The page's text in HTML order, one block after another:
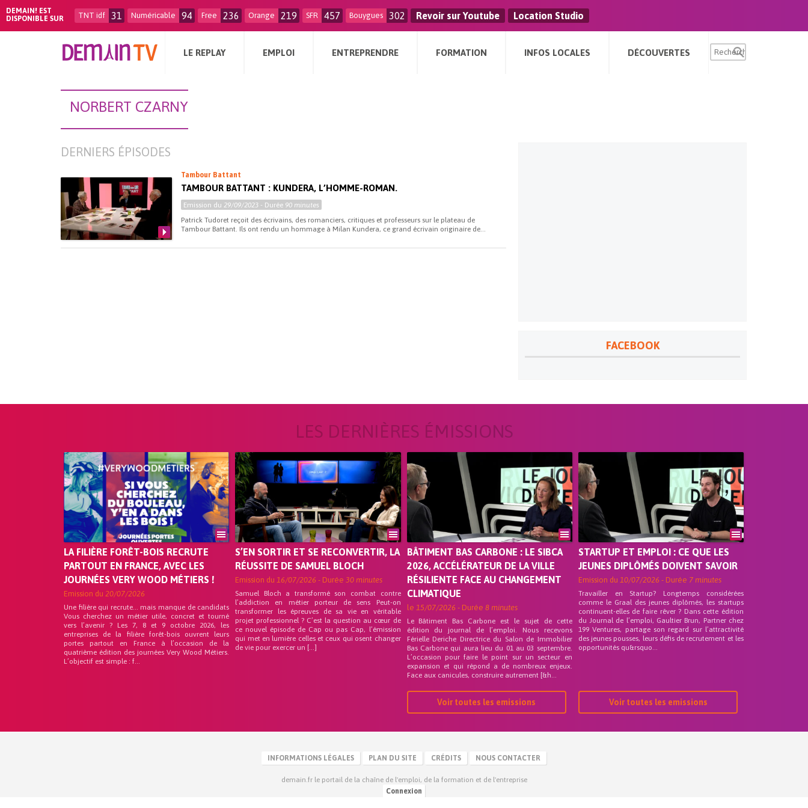
DEMAIN! EST
DISPONIBLE SUR
TNT idf 31 Numéricable 94 Free 236 Orange 219 SFR 457 Bouygues 302 Revoir sur Youtube Location Studio
LE REPLAY EMPLOI ENTREPRENDRE FORMATION INFOS LOCALES DÉCOUVERTES
NORBERT CZARNY
DERNIERS ÉPISODES
Tambour Battant
TAMBOUR BATTANT : KUNDERA, L’HOMME-ROMAN.
Emission du29/09/2023 - Durée 90 minutes
Patrick Tudoret reçoit des écrivains, des romanciers, critiques et professeurs sur le plateau de
Tambour Battant. Ils ont rendu un hommage à Milan Kundera, ce grand écrivain originaire de...
FACEBOOK
LES DERNIÈRES ÉMISSIONS
LA FILIÈRE FORÊT-BOIS RECRUTE
PARTOUT EN FRANCE, AVEC LES
JOURNÉES VERY WOOD MÉTIERS !
Emission du 20/07/2026
Une filière qui recrute… mais manque de candidats
Vous cherchez un métier utile, concret et tourné
vers l’avenir ? Les 7, 8 et 9 octobre 2026, les
entreprises de la filière forêt-bois ouvrent leurs
portes partout en France à l’occasion de la
quatrième édition des journées Very Wood Métiers.
L’objectif est simple : f...
S’EN SORTIR ET SE RECONVERTIR, LA
RÉUSSITE DE SAMUEL BLOCH
Emission du16/07/2026 - Durée30 minutes
Samuel Bloch a transformé son combat contre
l’addiction en métier porteur de sens Peut-on
transformer les épreuves de sa vie en véritable
projet professionnel ? C’est la question au cœur de
ce nouvel épisode de Cap ou pas Cap, l’émission
qui met en lumière celles et ceux qui osent changer
de vie pour exercer un […]
BÂTIMENT BAS CARBONE : LE SIBCA
2026, ACCÉLÉRATEUR DE LA VILLE
RÉSILIENTE FACE AU CHANGEMENT
CLIMATIQUE
le 15/07/2026 - Durée 8 minutes
Le Bâtiment Bas Carbone est le sujet de cette
édition du journal de l’emploi. Nous recevons
Férielle Deriche Directrice du Salon de Immobilier
Bas Carbone qui aura lieu du 01 au 03 septembre.
L’occasion pour faire le point sur un secteur en
expansion et qui répond a de nombreux enjeux.
Face aux canicules, construire autrement [&h...
Voir toutes les emissions
STARTUP ET EMPLOI : CE QUE LES
JEUNES DIPLÔMÉS DOIVENT SAVOIR
Emission du 10/07/2026 - Durée 7 minutes
Travailler en Startup? Longtemps considérées
comme le Graal des jeunes diplômés, les startups
continuent-elles de faire rêver ? Dans cette édition
du Journal de l’emploi, Gaultier Brun, Partner chez
199 Ventures, partage son regard sur l’attractivité
des jeunes pousses, leurs défis de recrutement et les
opportunités qu&rsquo...
Voir toutes les emissions
INFORMATIONS LÉGALES PLAN DU SITE CRÉDITS NOUS CONTACTER
demain.fr le portail de la chaîne de l'emploi, de la formation et de l'entreprise
Connexion